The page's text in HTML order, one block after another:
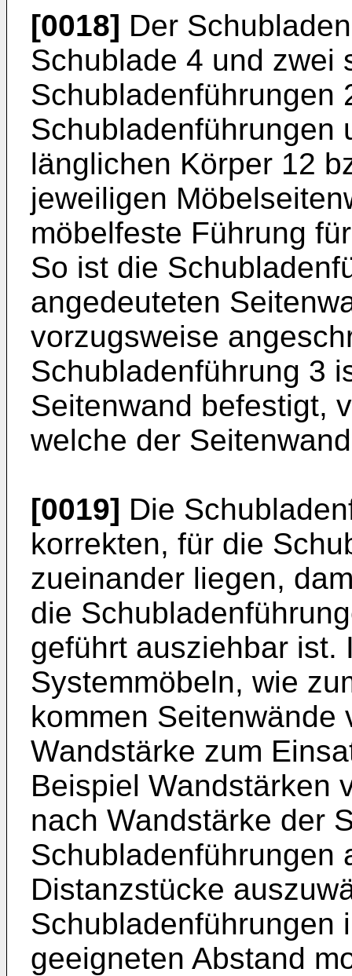
[0018] Der
Schublade 4 und zwei
Schubladenführungen
Schubladenführungen
länglichen Körper 12
jeweiligen
möbelfeste Führung
So ist die
angedeuteten
vorzugsweise
Schubladenführung 3
Seitenwand befestigt,
welche der
[0019] Die
korrekten, für die
zueinander liegen,
die
geführt ausziehbar ist.
Systemmöbeln, wie
kommen Seitenwände
Wandstärke zum
Beispiel Wandstärken
nach Wandstärke der
Schubladenführungen
Distanzstücke
Schubladenführungen
geeigneten Abstand